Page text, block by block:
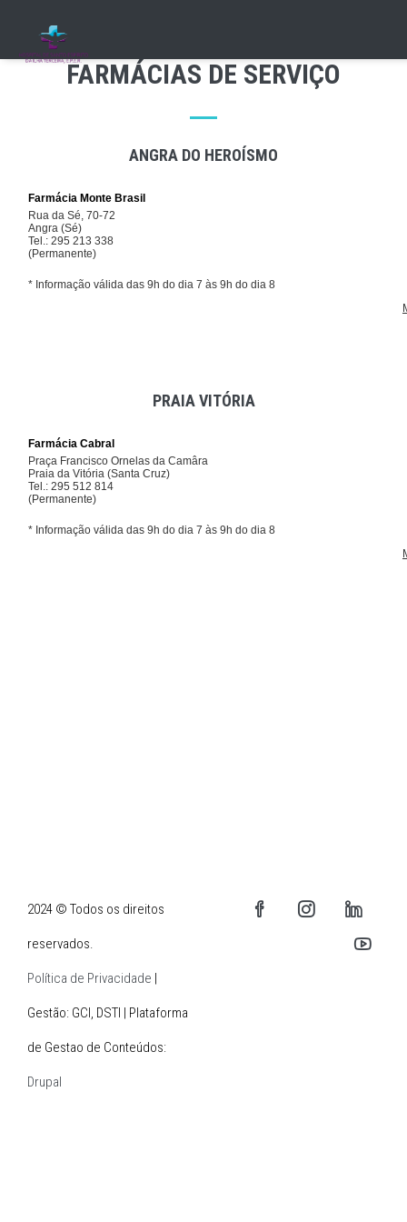
main
FARMÁCIAS DE SERVIÇO
ANGRA DO HEROÍSMO
PRAIA VITÓRIA
2024 © Todos os direitos
reservados.
Política de Privacidade |
Gestão: GCI, DSTI | Plataforma
de Gestao de Conteúdos:
Drupal